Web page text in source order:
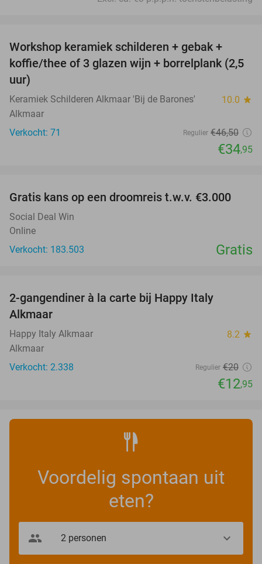
Workshop keramiek schilderen + gebak +
koffie/thee of 3 glazen wijn + borrelplank (2,5
uur)
Keramiek Schilderen Alkmaar 'Bij de Barones' 10.0 star
Alkmaar
Verkocht: 71
Regulier €46,50
€34,95
Gratis kans op een droomreis t.w.v. €3.000
Social Deal Win
Online
Verkocht: 183.503
Gratis
2-gangendiner à la carte bij Happy Italy
Alkmaar
Happy Italy Alkmaar 8.2 star
Alkmaar
Verkocht: 2.338
Regulier €20
€12,95
Voordelig spontaan uit
eten?